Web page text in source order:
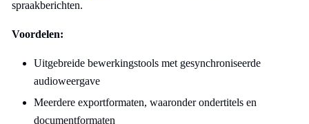
spraakberichten.
Voordelen:
Uitgebreide bewerkingstools met gesynchroniseerde
audioweergave
Meerdere exportformaten, waaronder ondertitels en
documentformaten